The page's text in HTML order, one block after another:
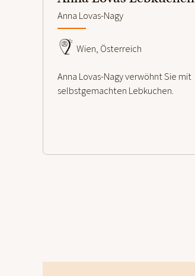
Anna Lovas-Nagy
Wien, Österreich
Anna Lovas-Nagy verwöhnt Sie mit
selbstgemachten Lebkuchen.